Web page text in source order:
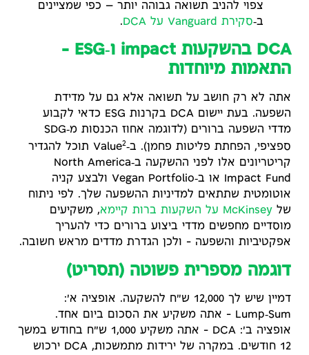
צפוי להניב תשואה גבוהה יותר — כפי שמציינים
ב‑סקירת Vanguard על DCA .
DCA בהשקעות impact ו‑ESG -
התאמות מיוחדות
אתה לא רק חושב על תשואה אלא גם על מדידת
השפעה. בעת יישום DCA בקרנות ESG כדאי לקבוע
מדדי השפעה ברורים (לדוגמה אחוז הכנסות מ‑SDG
ספציפי, הפחתת פליטות פחמן). ב‑Value2
תוכל להגדיר
קריטריונים אלו לפני ההשקעה ב‑North America
Impact Fund או ב‑Vegan Portfolio ולבצע קניה
אוטומטית שתתאים למדיניות ההשפעה שלך. לפי ניתוח
של McKinsey על השקעות ברות קיימא
, משקיעים
מוסדיים מחפשים מדדי ביצוע ברורים כדי להעריך
אפקטיביות והשפעה – ולכן הגדרת מדדים מראש חשובה.
דוגמה מספרית פשוטה (תסריט)
דמיין שיש לך 12,000 ש"ח להשקעה. אופציה א':
Lump‑Sum – אתה משקיע את הסכום ביום אחד.
אופציה ב': DCA – אתה משקיע 1,000 ש"ח בחודש במשך
12 חודשים. במקרה של ירידות מתמשכות, DCA ירכוש